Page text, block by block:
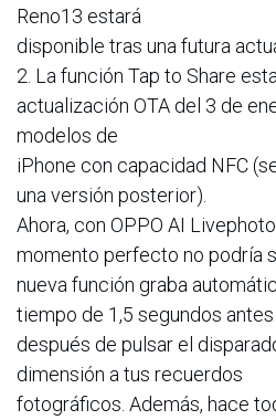
Reno13 estará
disponible tras una futura
2. La función Tap to Share
actualización OTA del 3 de
modelos de
iPhone con capacidad NFC
una versión posterior).
Ahora, con OPPO AI
momento perfecto no podría
nueva función graba
tiempo de 1,5 segundos
después de pulsar el
dimensión a tus recuerdos
fotográficos. Además, hace